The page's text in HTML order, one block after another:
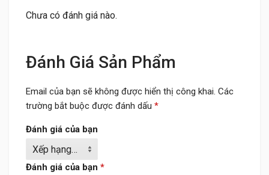
Chưa có đánh giá nào.
Đánh Giá Sản Phẩm
Email của bạn sẽ không được hiển thị công khai. Các
trường bắt buộc được đánh dấu *
Đánh giá của bạn
Đánh giá của bạn *